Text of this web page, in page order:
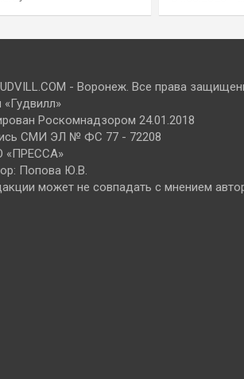
- Воронеж. Все права
Роскомнадзором 24.01.2018
СМИ ЭЛ № ФС 77 - 72208
«ПРЕССА»
Попова Ю.В.
может не совпадать с мнением